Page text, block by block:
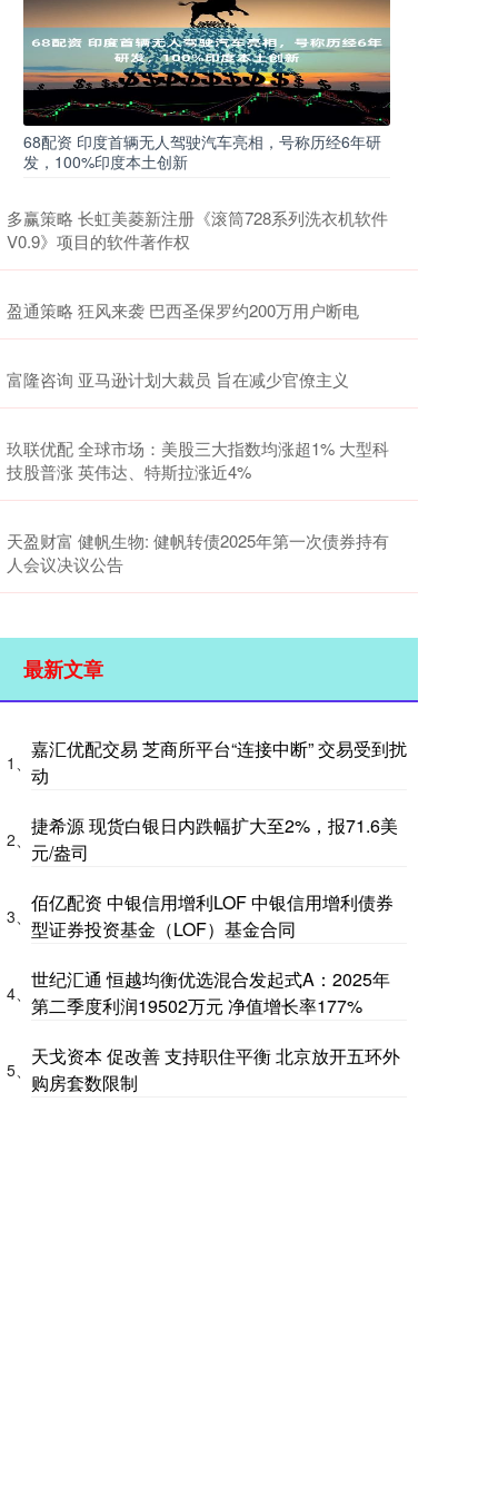
68配资 印度首辆无人驾驶汽车亮相，号称历经6年研
发，100%印度本土创新
多赢策略 长虹美菱新注册《滚筒728系列洗衣机软件
V0.9》项目的软件著作权
盈通策略 狂风来袭 巴西圣保罗约200万用户断电
富隆咨询 亚马逊计划大裁员 旨在减少官僚主义
玖联优配 全球市场：美股三大指数均涨超1% 大型科
技股普涨 英伟达、特斯拉涨近4%
天盈财富 健帆生物: 健帆转债2025年第一次债券持有
人会议决议公告
最新文章
1、
嘉汇优配交易 芝商所平台“连接中断” 交易受到扰
动
2、
捷希源 现货白银日内跌幅扩大至2%，报71.6美
元/盎司
3、
佰亿配资 中银信用增利LOF 中银信用增利债券
型证券投资基金（LOF）基金合同
4、
世纪汇通 恒越均衡优选混合发起式A：2025年
第二季度利润19502万元 净值增长率177%
5、
天戈资本 促改善 支持职住平衡 北京放开五环外
购房套数限制